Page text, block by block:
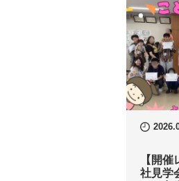
【開
社見学